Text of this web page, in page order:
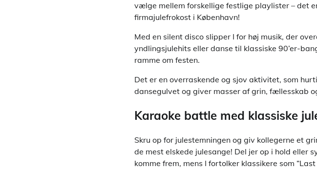
vælge mellem forskellige festlige playlister – det
firmajulefrokost i København!
Med en silent disco slipper I for høj musik, der
yndlingsjulehits eller danse til klassiske 90’er-
ramme om festen.
Det er en overraskende og sjov aktivitet, som
dansegulvet og giver masser af grin, fællesskab
Karaoke battle med klassiske
Skru op for julestemningen og giv kollegerne et
de mest elskede julesange! Del jer op i hold eller
komme frem, mens I fortolker klassikere som